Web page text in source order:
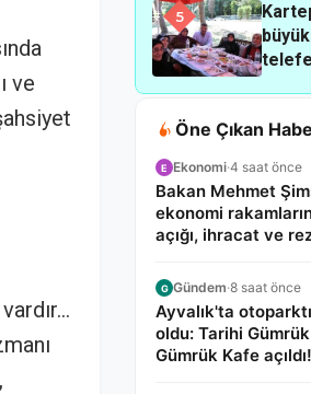
ve
5
Öne Çıkan
E Ekonomi·4 saat önce
Bakan Mehmet
ekonomi
açığı, ihracat ve
G Gündem·8 saat önce
Ayvalık'ta
oldu: Tarihi
Gümrük Kafe açıldı!